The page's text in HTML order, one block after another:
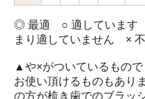
◎ 最適 ○ 適していま
まり適していません ×
▲や×がついているもの
お使い頂けるものもあり
の方が梳き歯でのブラッ